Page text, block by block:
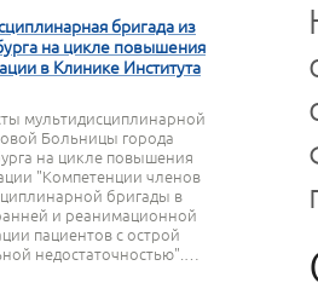
бригада из
на цикле повышения
в Клинике Института
мультидисциплинарной
Больницы города
на цикле повышения
"Компетенции членов
бригады в
и реанимационной
пациентов с острой
недостаточностью".…